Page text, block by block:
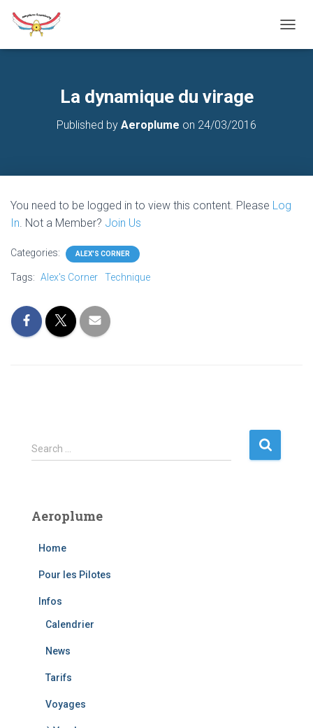
O
I
La dynamique du virage
Published by Aeroplume on 24/03/2016
You need to be logged in to view this content. Please Log
In. Not a Member? Join Us
Categories: ALEX'S CORNER
Tags: Alex's Corner Technique
S
e
h
Search …
Aeroplume
Home
Pour les Pilotes
Infos
Calendrier
News
Tarifs
Voyages